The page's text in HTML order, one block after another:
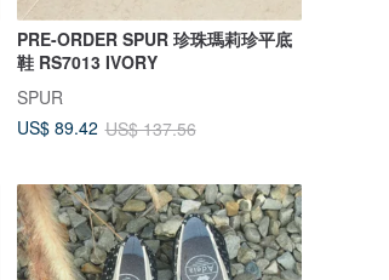
PRE-ORDER SPUR 珍珠瑪莉珍平底
鞋 RS7013 IVORY
SPUR
US$ 89.42 US$ 137.56